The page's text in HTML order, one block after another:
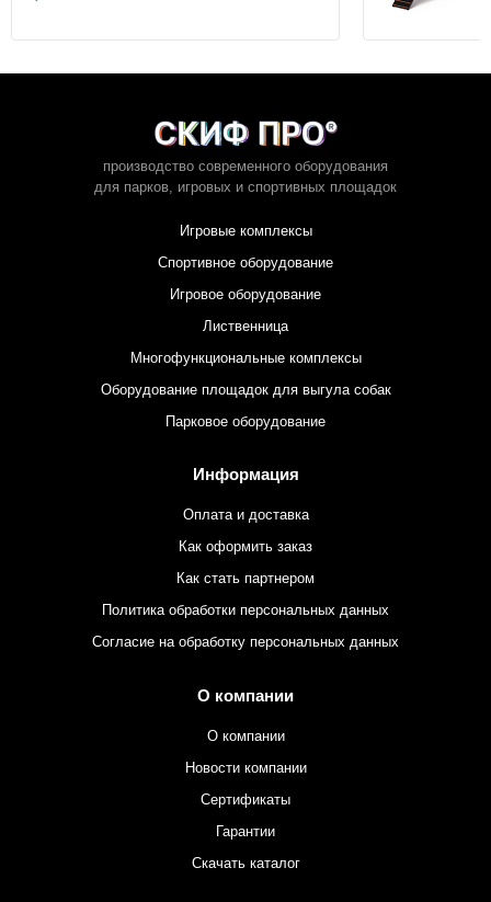
производство современного оборудования
для парков, игровых и спортивных площадок
Игровые комплексы
Спортивное оборудование
Игровое оборудование
Лиственница
Многофункциональные комплексы
Оборудование площадок для выгула собак
Парковое оборудование
Информация
Оплата и доставка
Как оформить заказ
Как стать партнером
Политика обработки персональных данных
Согласие на обработку персональных данных
О компании
О компании
Новости компании
Сертификаты
Гарантии
Скачать каталог